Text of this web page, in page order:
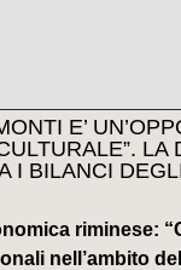
E’
LA
I BILANCI
riminese:
nell’ambito